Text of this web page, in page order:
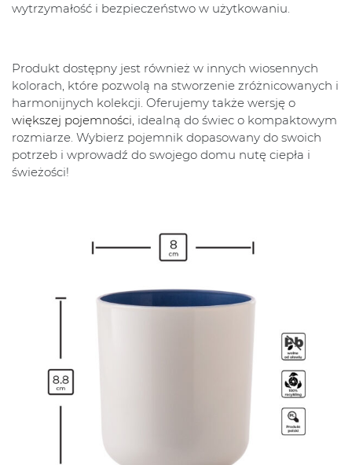
wytrzymałość i bezpieczeństwo w użytkowaniu.
Produkt dostępny jest również w innych wiosennych
kolorach, które pozwolą na stworzenie zróżnicowanych i
harmonijnych kolekcji. Oferujemy także wersję o
większej pojemności, idealną do świec o kompaktowym
rozmiarze. Wybierz pojemnik dopasowany do swoich
potrzeb i wprowadź do swojego domu nutę ciepła i
świeżości!